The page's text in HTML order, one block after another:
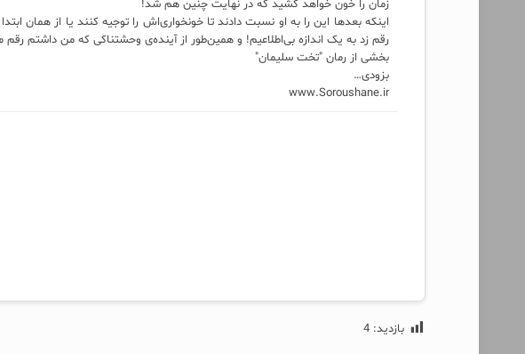
زمان را خون خواهد کشید که در نهایت چنین هم شد!
اینکه بعدها این را به او نسبت دادند تا خونخواری‌اش را توجیه کنند یا از همان
رقم زد به یک اندازه بی‌اطلاعیم! و همین‌طور از آینده‌ی وحشتناکی که من داشتم رقم
بخشی از رمان "تخت سلیمان"
بزودی…
www.Soroushane.ir
بازدید: 4